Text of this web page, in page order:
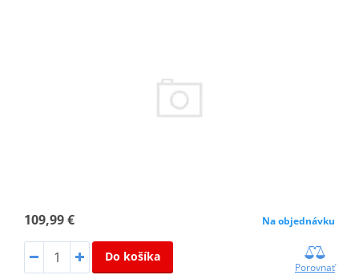
109,99 € Na objednávku
Do košíka
Porovnať